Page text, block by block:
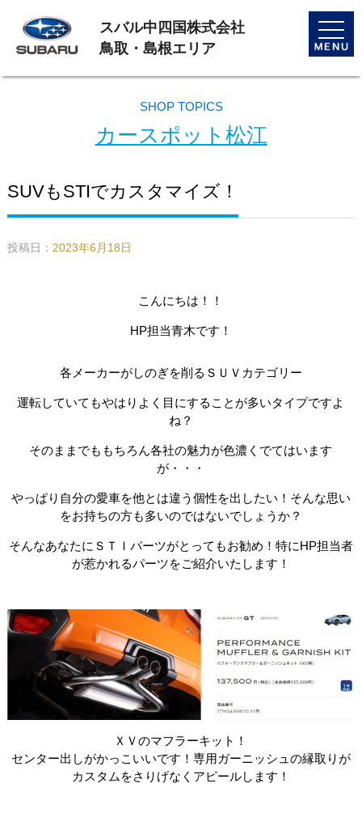
toggle
スバル中四国株式会社
鳥取・島根エリア
SHOP TOPICS
カースポット松江
SUVもSTIでカスタマイズ！
投稿日： 2023年6月18日
こんにちは！！
HP担当青木です！
各メーカーがしのぎを削るＳＵＶカテゴリー
運転していてもやはりよく目にすることが多いタイプですよ
ね？
そのままでももちろん各社の魅力が色濃くでてはいます
が・・・
やっぱり自分の愛車を他とは違う個性を出したい！そんな思い
をお持ちの方も多いのではないでしょうか？
そんなあなたにＳＴＩパーツがとってもお勧め！特にHP担当者
が惹かれるパーツをご紹介いたします！
ＸＶのマフラーキット！
センター出しがかっこいいです！専用ガーニッシュの縁取りが
カスタムをさりげなくアピールします！